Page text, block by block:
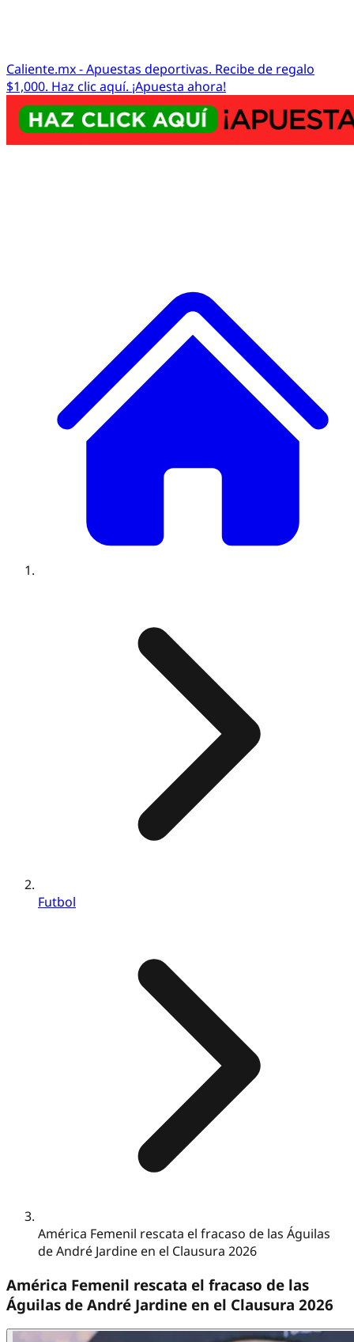
Caliente.mx - Apuestas deportivas. Recibe de regalo
$1,000. Haz clic aquí. ¡Apuesta ahora!
Futbol
América Femenil rescata el fracaso de las Águilas
de André Jardine en el Clausura 2026
América Femenil rescata el fracaso de las
Águilas de André Jardine en el Clausura 2026